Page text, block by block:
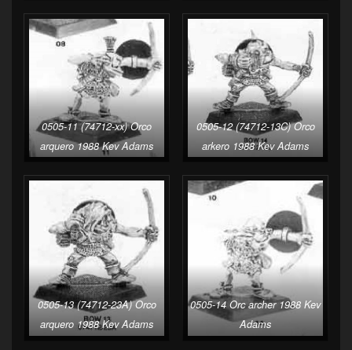
0505-11 (74712-xx) Orco
arquero 1988 Kev Adams
0505-12 (74712-13C) Orco
arkero 1988 Kev Adams
0505-13 (74712-23A) Orco
arquero 1988 Kev Adams
0505-14 Orc archer 1988 Kev
Adams